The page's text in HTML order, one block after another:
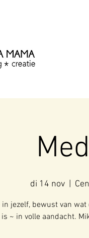
&
di 14 nov
jezelf, bewust van
is ~ in volle aandacht.